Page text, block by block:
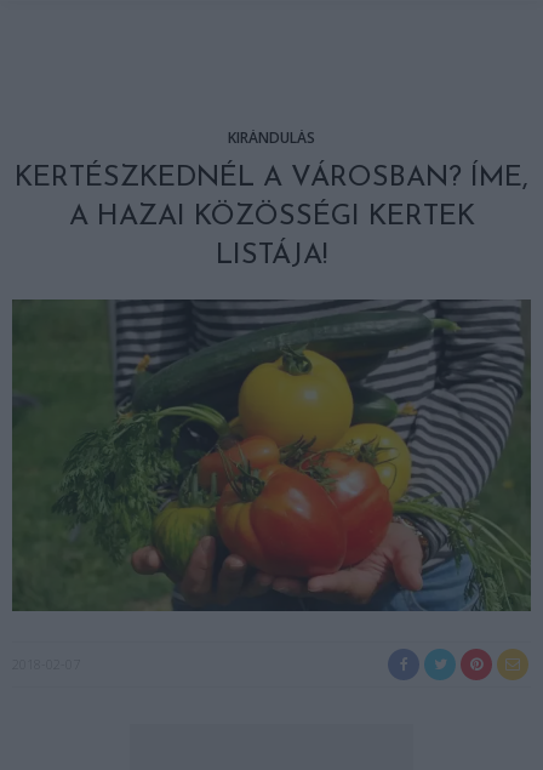
KIRÁNDULÁS
KERTÉSZKEDNÉL A VÁROSBAN? ÍME,
A HAZAI KÖZÖSSÉGI KERTEK
LISTÁJA!